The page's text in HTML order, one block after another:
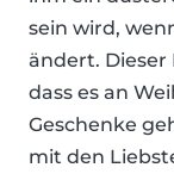
sein wird,
ändert. Dieser
dass es an
Geschenke
mit den